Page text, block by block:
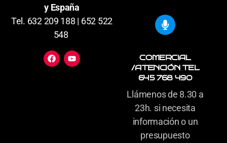
y España
Tel. 632 209 188 | 652 522
548
COMERCIAL
/ATENCIÓN TEL
645 768 490
Llámenos de 8.30 a
23h. si necesita
información o un
presupuesto